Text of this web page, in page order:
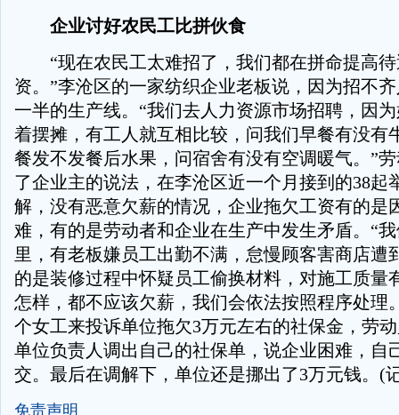
企业讨好农民工比拼伙食
“现在农民工太难招了，我们都在拼命提高待
资。”李沧区的一家纺织企业老板说，因为招不
一半的生产线。“我们去人力资源市场招聘，因
着摆摊，有工人就互相比较，问我们早餐有没有
餐发不发餐后水果，问宿舍有没有空调暖气。”
了企业主的说法，在李沧区近一个月接到的38起
解，没有恶意欠薪的情况，企业拖欠工资有的是
难，有的是劳动者和企业在生产中发生矛盾。“
里，有老板嫌员工出勤不满，怠慢顾客害商店遭
的是装修过程中怀疑员工偷换材料，对施工质量
怎样，都不应该欠薪，我们会依法按照程序处理
个女工来投诉单位拖欠3万元左右的社保金，劳
单位负责人调出自己的社保单，说企业困难，自
交。最后在调解下，单位还是挪出了3万元钱。(
免责声明